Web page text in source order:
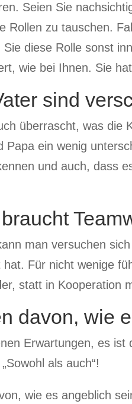
Seien Sie
Rollen zu tauschen.
Sie diese Rolle sonst
wie bei Ihnen. Sie
sind
überrascht, was die
Papa ein wenig
und auch, dass
man versuchen
Für nicht wenige
statt in Kooperation
davon, wie
Erwartungen, es
als auch“!
wie es angeblich